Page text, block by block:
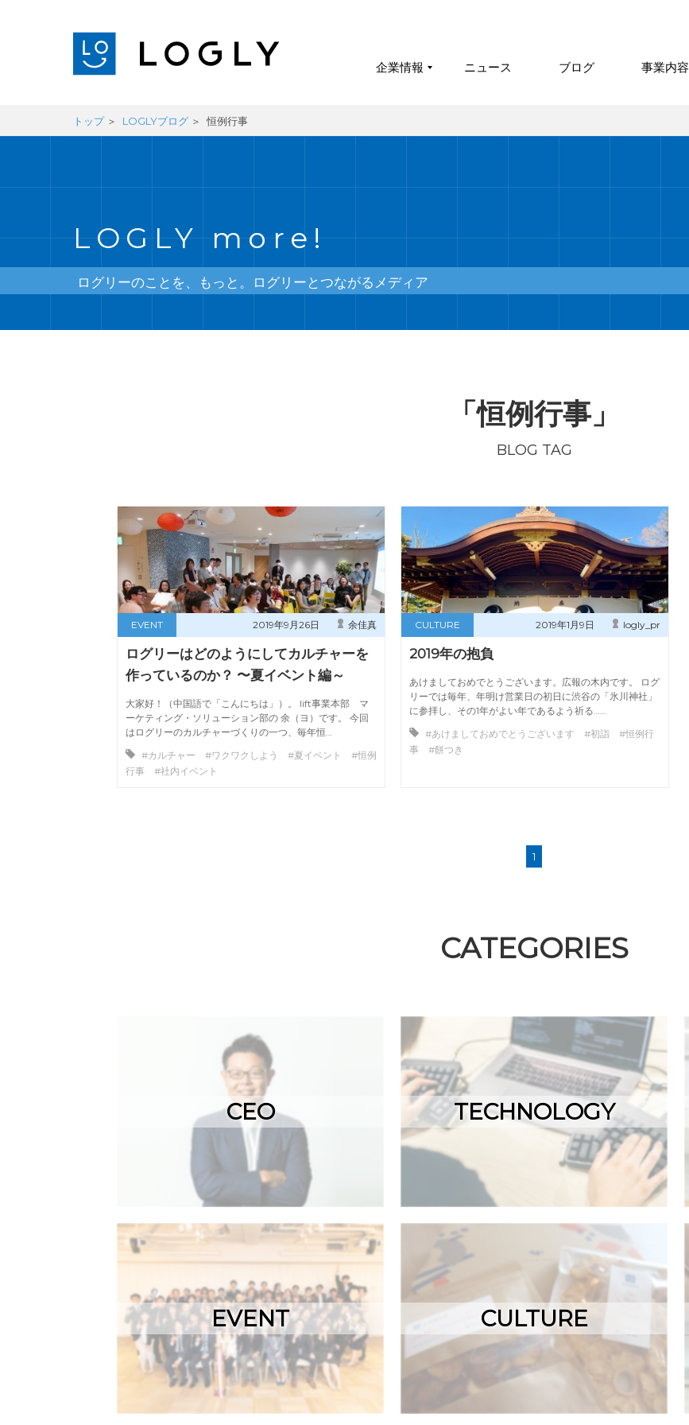
企業情報 ニュース ブログ 事業内容
トップ LOGLYブログ 恒例行事
LOGLY more!
ログリーのことを、もっと。ログリーとつながるメディア
「恒例行事」
BLOG TAG
EVENT 2019年9月26日 余佳真
ログリーはどのようにしてカルチャーを
作っているのか？ 〜夏イベント編～
大家好！（中国語で「こんにちは」）。 lift事業本部 マ
ーケティング・ソリューション部の 余（ヨ）です。 今回
はログリーのカルチャーづくりの一つ、毎年恒…
#カルチャー #ワクワクしよう #夏イベント #恒例
行事 #社内イベント
CULTURE 2019年1月9日 logly_pr
2019年の抱負
あけましておめでとうございます。広報の木内です。 ログ
リーでは毎年、年明け営業日の初日に渋谷の「氷川神社」
に参拝し、その1年がよい年であるよう祈る……
#あけましておめでとうございます #初詣 #恒例行
事 #餅つき
1
CATEGORIES
CEO TECHNOLOGY
EVENT CULTURE